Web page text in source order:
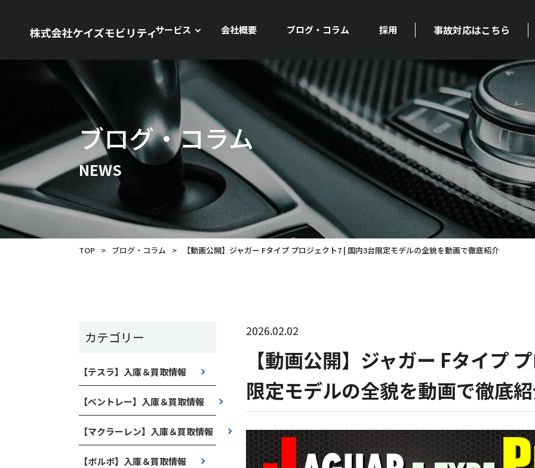
サービス 会社概要 ブログ・コラム 採用 事故対応はこちら
ブログ・コラム
NEWS
TOP > ブログ・コラム > 【動画公開】ジャガー Fタイプ プロジェクト7 | 国内3台限定モデルの全貌を動画で徹底紹介
カテゴリー
【テスラ】入庫＆買取情報
【ベントレー】入庫＆買取情報
【マクラーレン】入庫＆買取情報
【ボルボ】入庫＆買取情報
2026.02.02
【動画公開】ジャガー Fタイプ
限定モデルの全貌を動画で徹底